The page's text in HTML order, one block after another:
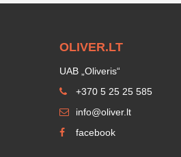
OLIVER.LT
UAB „Oliveris“
+370 5 25 25 585
info@oliver.lt
facebook